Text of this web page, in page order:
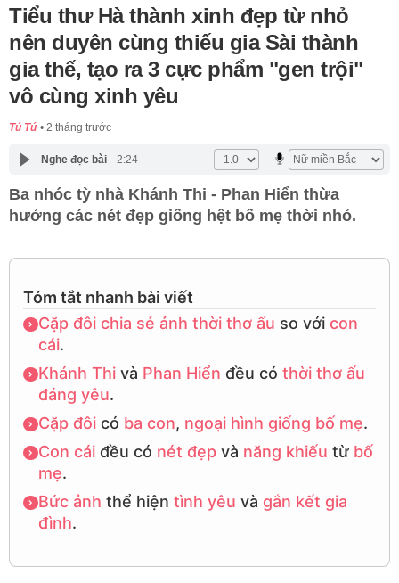
Tiểu thư Hà thành xinh đẹp từ nhỏ
nên duyên cùng thiếu gia Sài thành
gia thế, tạo ra 3 cực phẩm "gen trội"
vô cùng xinh yêu
Tú Tú 2 tháng trước
Nghe đọc bài 2:24
Ba nhóc tỳ nhà Khánh Thi - Phan Hiển thừa
hưởng các nét đẹp giống hệt bố mẹ thời nhỏ.
Tóm tắt nhanh bài viết
Cặp đôi chia sẻ ảnh thời thơ ấu so với con
cái.
Khánh Thivà Phan Hiển đều có thời thơ ấu
đáng yêu.
Cặp đôicó ba con, ngoại hình giống bố mẹ.
Con cáiđều có nét đẹpvà năng khiếu từ bố
mẹ.
Bức ảnh thể hiện tình yêu và gắn kết gia
đình.